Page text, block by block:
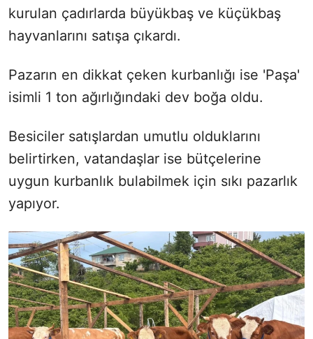
kurulan çadırlarda büyükbaş ve küçükbaş
hayvanlarını satışa çıkardı.
Pazarın en dikkat çeken kurbanlığı ise 'Paşa'
isimli 1 ton ağırlığındaki dev boğa oldu.
Besiciler satışlardan umutlu olduklarını
belirtirken, vatandaşlar ise bütçelerine
uygun kurbanlık bulabilmek için sıkı pazarlık
yapıyor.